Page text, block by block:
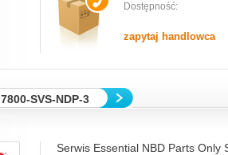
Dostępność:
zapytaj handlowca
7800-SVS-NDP-3
Serwis Essential NBD Parts Only